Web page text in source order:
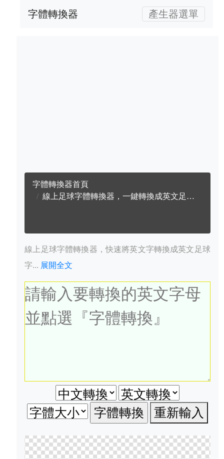
字體轉換器 產生器選單
字體轉換器首頁
線上足球字體轉換器，一鍵轉換成英文足球字體
線上足球字體轉換器，快速將英文字轉換成英文足球
字... 展開全文
重新輸入